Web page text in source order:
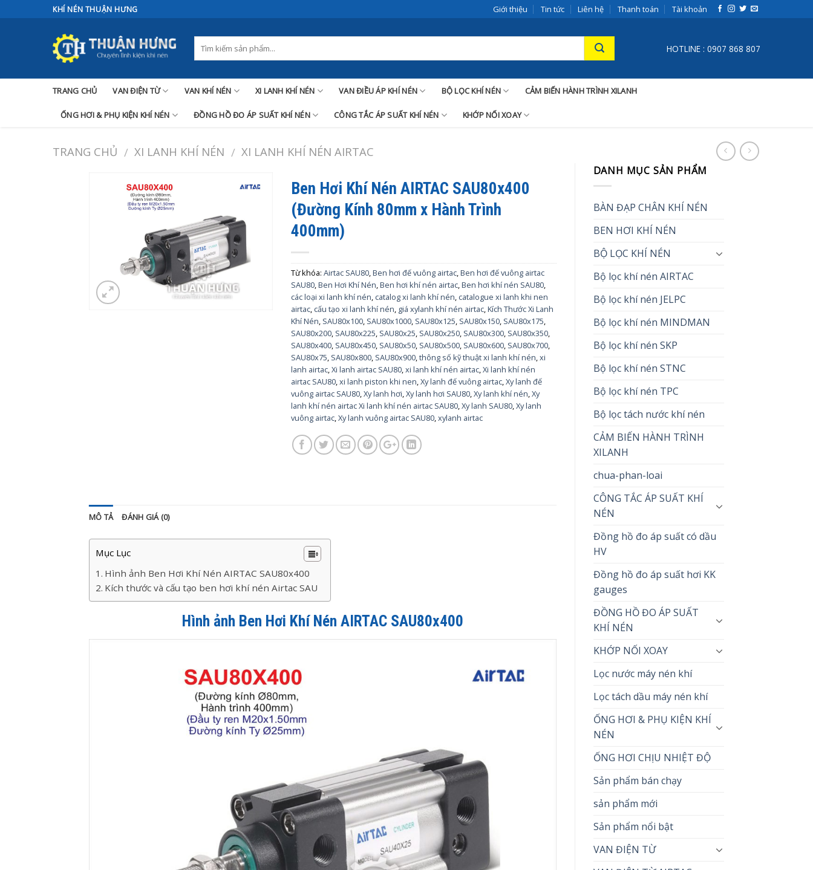
to
KHÍ NÉN THUẬN HƯNG Giới thiệu Tin tức Liên hệ Thanh toán Tài khoản
HOTLINE : 0907 868 807
TRANG CHỦ VAN ĐIỆN TỪ VAN KHÍ NÉN XI LANH KHÍ NÉN VAN ĐIỀU ÁP KHÍ NÉN BỘ LỌC KHÍ NÉN CẢM BIẾN HÀNH TRÌNH XILANH
ỐNG HƠI & PHỤ KIỆN KHÍ NÉN ĐỒNG HỒ ĐO ÁP SUẤT KHÍ NÉN CÔNG TẮC ÁP SUẤT KHÍ NÉN KHỚP NỐI XOAY
TRANG CHỦ / XI LANH KHÍ NÉN / XI LANH KHÍ NÉN AIRTAC
Ben Hơi Khí Nén AIRTAC SAU80x400
(Đường Kính 80mm x Hành Trình
400mm)
Từ khóa:Airtac SAU80,Ben hơi đế vuông airtac,Ben hơi đế vuông airtac
SAU80,Ben Hơi Khí Nén,Ben hơi khí nén airtac,Ben hơi khí nén SAU80,
các loại xi lanh khí nén, catalog xi lanh khí nén, catalogue xi lanh khi nen
airtac, cấu tạo xi lanh khí nén, giá xylanh khí nén airtac,Kích Thước Xi Lanh
Khí Nén, SAU80x100, SAU80x1000, SAU80x125, SAU80x150, SAU80x175,
SAU80x200, SAU80x225, SAU80x25, SAU80x250, SAU80x300, SAU80x350,
SAU80x400, SAU80x450, SAU80x50, SAU80x500, SAU80x600, SAU80x700,
SAU80x75, SAU80x800, SAU80x900,thông số kỹ thuật xi lanh khí nén,xi
lanh airtac,Xi lanh airtac SAU80,xi lanh khí nén airtac,Xi lanh khí nén
airtac SAU80,xi lanh piston khi nen,Xy lanh đế vuông airtac,Xy lanh đế
vuông airtac SAU80,Xy lanh hơi,Xy lanh hơi SAU80,Xy lanh khí nén,Xy
lanh khí nén airtac Xi lanh khí nén airtac SAU80,Xy lanh SAU80,Xy lanh
vuông airtac,Xy lanh vuông airtac SAU80,xylanh airtac
MÔ TẢ ĐÁNH GIÁ (0)
Mục Lục
Hình ảnh Ben Hơi Khí Nén AIRTAC SAU80x400
Kích thước và cấu tạo ben hơi khí nén Airtac SAU
Hình ảnh Ben Hơi Khí Nén AIRTAC SAU80x400
DANH MỤC SẢN PHẨM
BÀN ĐẠP CHÂN KHÍ NÉN
BEN HƠI KHÍ NÉN
BỘ LỌC KHÍ NÉN
Bộ lọc khí nén AIRTAC
Bộ lọc khí nén JELPC
Bộ lọc khí nén MINDMAN
Bộ lọc khí nén SKP
Bộ lọc khí nén STNC
Bộ lọc khí nén TPC
Bộ lọc tách nước khí nén
CẢM BIẾN HÀNH TRÌNH
XILANH
chua-phan-loai
CÔNG TẮC ÁP SUẤT KHÍ
NÉN
Đồng hồ đo áp suất có dầu
HV
Đồng hồ đo áp suất hơi KK
gauges
ĐỒNG HỒ ĐO ÁP SUẤT
KHÍ NÉN
KHỚP NỐI XOAY
Lọc nước máy nén khí
Lọc tách dầu máy nén khí
ỐNG HƠI & PHỤ KIỆN KHÍ
NÉN
ỐNG HƠI CHỊU NHIỆT ĐỘ
Sản phẩm bán chạy
sản phẩm mới
Sản phẩm nổi bật
VAN ĐIỆN TỪ